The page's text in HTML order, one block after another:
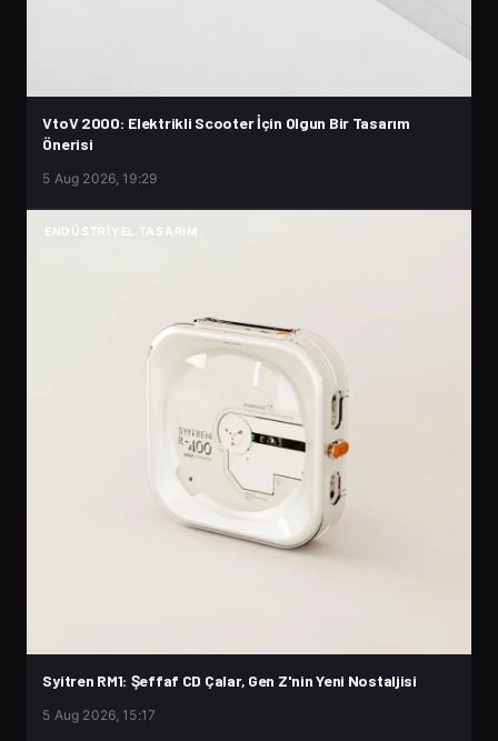
VtoV 2000: Elektrikli Scooter İçin Olgun Bir Tasarım
Önerisi
5 Aug 2026, 19:29
ENDÜSTRIYEL TASARIM
Syitren RM1: Şeffaf CD Çalar, Gen Z'nin Yeni Nostaljisi
5 Aug 2026, 15:17